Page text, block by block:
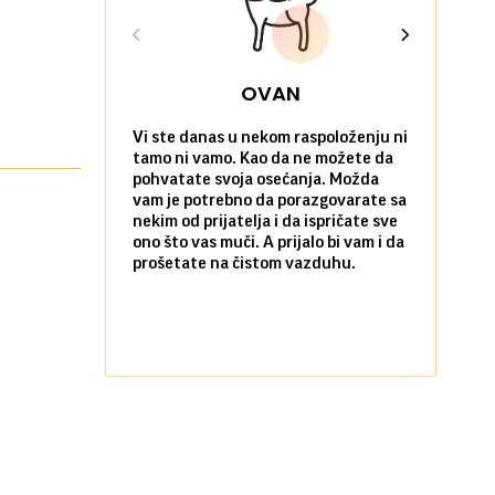
OVAN
Vi ste danas u nekom raspoloženju ni
tamo ni vamo. Kao da ne možete da
pohvatate svoja osećanja. Možda
vam je potrebno da porazgovarate sa
nekim od prijatelja i da ispričate sve
ono što vas muči. A prijalo bi vam i da
prošetate na čistom vazduhu.